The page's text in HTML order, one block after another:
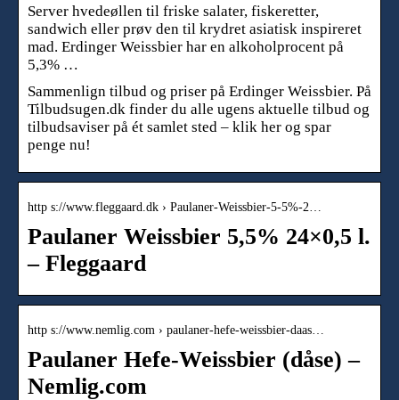
Server hvedeøllen til friske salater, fiskeretter,
sandwich eller prøv den til krydret asiatisk inspireret
mad. Erdinger Weissbier har en alkoholprocent på
5,3% …
Sammenlign tilbud og priser på Erdinger Weissbier. På
Tilbudsugen.dk finder du alle ugens aktuelle tilbud og
tilbudsaviser på ét samlet sted – klik her og spar
penge nu!
http s://www.fleggaard.dk › Paulaner-Weissbier-5-5%-2…
Paulaner Weissbier 5,5% 24×0,5 l.
– Fleggaard
http s://www.nemlig.com › paulaner-hefe-weissbier-daas…
Paulaner Hefe-Weissbier (dåse) –
Nemlig.com